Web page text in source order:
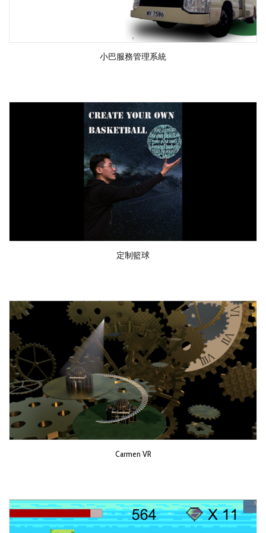
小巴服務管理系統
定制籃球
Carmen VR